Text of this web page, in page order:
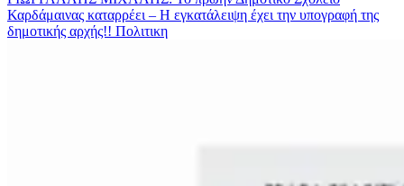
Καρδάμαινας καταρρέει – Η εγκατάλειψη έχει την υπογραφή της
δημοτικής αρχής!! Πολιτικη